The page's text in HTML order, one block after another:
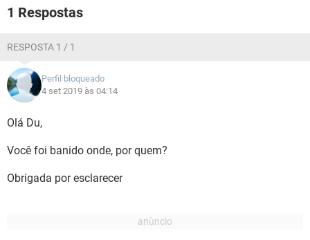
1 Respostas
RESPOSTA 1 / 1
Perfil bloqueado
4 set 2019 às 04:14
Olá Du,
Você foi banido onde, por quem?
Obrigada por esclarecer